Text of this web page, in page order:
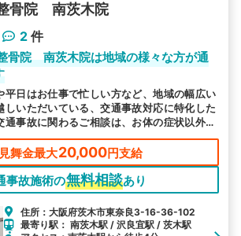
詳細条件で絞り込む
その他の検索方法
す
骨院 南茨木院
2 件
骨院 南茨木院は地域の様々な方が通
平日はお仕事で忙しい方など、地域の幅広い
しいただいている、交通事故対応に特化した
通事故に関わるご相談は、お体の症状以外に
能です。
舞金最大20,000円支給
事故施術の無料相談あり
住所：大阪府茨木市東奈良3-16-36-102
最寄り駅： 南茨木駅 / 沢良宜駅 / 茨木駅